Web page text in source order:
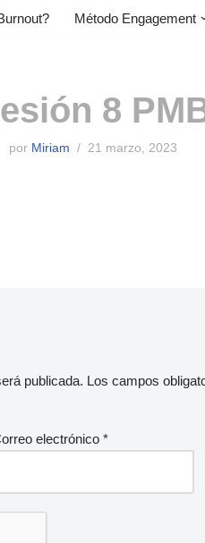
Método Engagement
8
por Miriam 21 marzo, 2023
publicada. Los campos
electrónico *